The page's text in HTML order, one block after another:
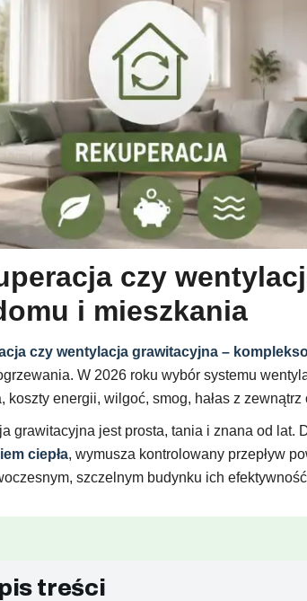
czy
i mieszkania
czy wentylacja grawitacyjna –
W 2026 roku wybór systemu
koszty energii, wilgoć, smog, hałas z
grawitacyjna jest prosta, tania i znana od lat.
ciepła, wymusza kontrolowany przepływ
szczelnym budynku ich
treści